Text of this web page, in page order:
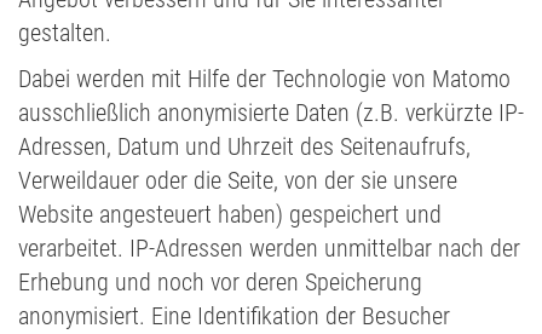
gestalten.
Dabei werden mit Hilfe der Technologie von Matomo
ausschließlich anonymisierte Daten (z.B. verkürzte IP-
Adressen, Datum und Uhrzeit des Seitenaufrufs,
Verweildauer oder die Seite, von der sie unsere
Website angesteuert haben) gespeichert und
verarbeitet. IP-Adressen werden unmittelbar nach der
Erhebung und noch vor deren Speicherung
anonymisiert. Eine Identifikation der Besucher